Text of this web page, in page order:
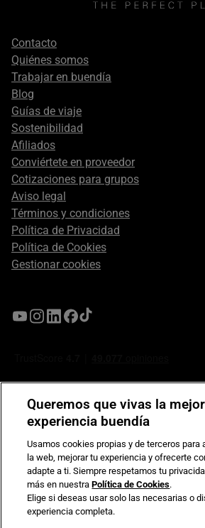
Footer
secondary
Contacto
Quiénes somos
Trabajar en buendía
Blog
Guías de viaje
Sostenibilidad
Afiliados
Conviértete en proveedor
Cotizaciones para grupos
Aviso legal
Términos y condiciones
Política de Privacidad
Política de Cookies
Gestionar cookies
Compromiso de seguridad en pagos
Queremos que vivas la mejor
experiencia buendía
Usamos cookies propias y de terceros para
la web, mejorar tu experiencia y ofrecerte
adapte a ti. Siempre respetamos tu
más en nuestraPolítica de Cookies.
Elige si deseas usar solo las necesarias o
experiencia completa.